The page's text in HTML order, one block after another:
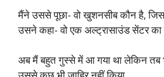
मैंने उससे पूछा- वो खुशनसीब कौन है,
उसने कहा- वो एक अल्ट्रासाउंड सेंटर का
अब मैं बहुत गुस्से में आ गया था लेकिन